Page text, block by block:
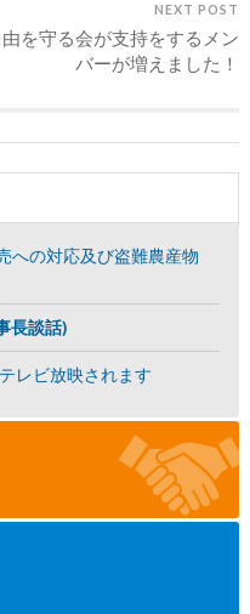
NEXT POST
由を守る会が支持をするメン
バーが増えました！
への対応及び盗難農産物
長談話)
レビ放映されます